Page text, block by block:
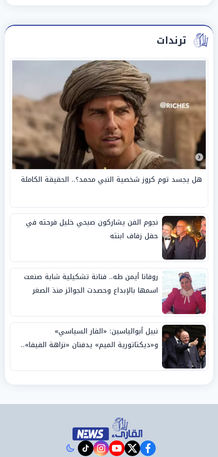
ترندات
هل يجسد توم كروز شخصية النبي محمد؟.. الحقيقة الكاملة
نجوم الفن يشاركون صبحي خليل فرحته في
حفل زفاف ابنته
روفانا أيمن طه.. فنانة تشكيلية شابة صنعت
اسمها بالإبداع وحصدت الجوائز منذ الصغر
نبيل أبوالياسين: «الفار السياسي»
و«ديكتاتورية الميم» يدفنان «نزاهة الفيفا»..
facebook
twitter
youtube
instagram
tiktok